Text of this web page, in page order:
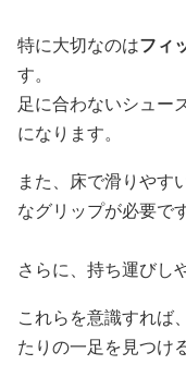
特に大切なのはフィ
す。
足に合わないシュー
になります。
また、床で滑りやす
なグリップが必要です
さらに、持ち運びし
これらを意識すれば
たりの一足を見つけ